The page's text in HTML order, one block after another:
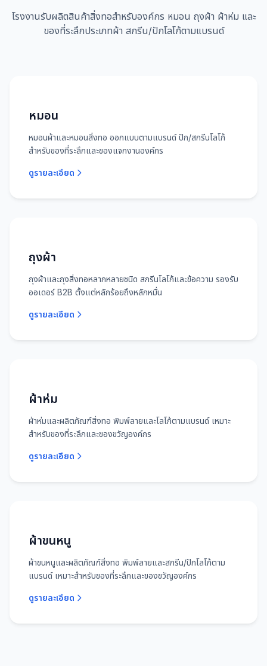
โรงงานรับผลิตสินค้าสิ่งทอสำหรับองค์กร หมอน ถุงผ้า ผ้าห่ม และ
ของที่ระลึกประเภทผ้า สกรีน/ปักโลโก้ตามแบรนด์
หมอน
หมอนผ้าและหมอนสิ่งทอ ออกแบบตามแบรนด์ ปัก/สกรีนโลโก้
สำหรับของที่ระลึกและของแจกงานองค์กร
ดูรายละเอียด
ถุงผ้า
ถุงผ้าและถุงสิ่งทอหลากหลายชนิด สกรีนโลโก้และข้อความ รองรับ
ออเดอร์ B2B ตั้งแต่หลักร้อยถึงหลักหมื่น
ดูรายละเอียด
ผ้าห่ม
ผ้าห่มและผลิตภัณฑ์สิ่งทอ พิมพ์ลายและโลโก้ตามแบรนด์ เหมาะ
สำหรับของที่ระลึกและของขวัญองค์กร
ดูรายละเอียด
ผ้าขนหนู
ผ้าขนหนูและผลิตภัณฑ์สิ่งทอ พิมพ์ลายและสกรีน/ปักโลโก้ตาม
แบรนด์ เหมาะสำหรับของที่ระลึกและของขวัญองค์กร
ดูรายละเอียด